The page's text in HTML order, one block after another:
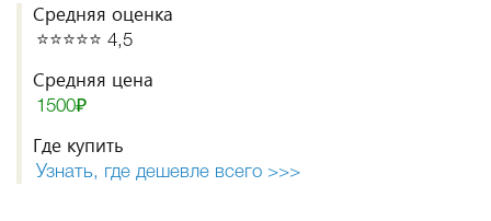
Средняя оценка
⭐️⭐️⭐️⭐️⭐️ 4,5
Средняя цена
1500₽
Где купить
Узнать, где дешевле всего >>>